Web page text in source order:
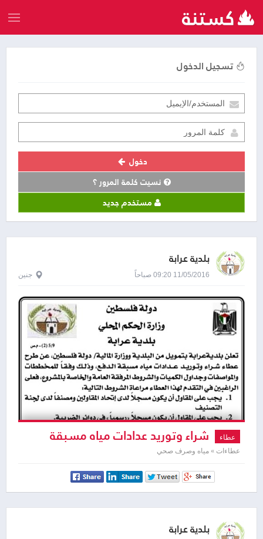
تسجيل الدخول
دخول
نسيت كلمة المرور ؟
مستخدم جديد
بلدية عرابة
11/05/2016 09:20 صباحاً جنين
عطاء شراء وتوريد عدادات مياه مسبقة
الدفع
عطاءات » مياه وصرف صحي
بلدية عرابة